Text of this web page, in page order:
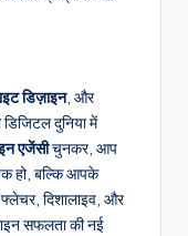
डिज़ाइन, और
दुनिया में
एजेंसीचुनकर, आप
हो, बल्कि आपके
फ्लेचर, दिशालाइव, और
सफलता की नई